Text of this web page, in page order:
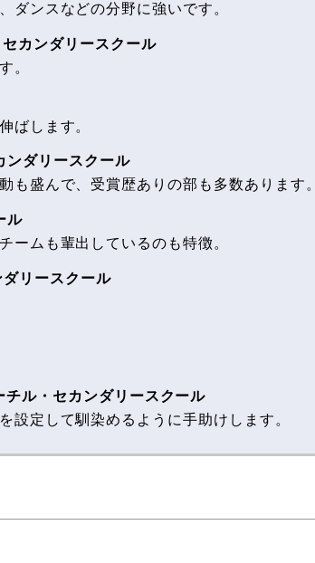
ダンスなどの分野に強いです。
カンダリースクール
。
ばします。
ダリースクール
盛んで、受賞歴ありの部も多数あります。
ル
ームも輩出しているのも特徴。
リースクール
ル・セカンダリースクール
設定して馴染めるように手助けします。